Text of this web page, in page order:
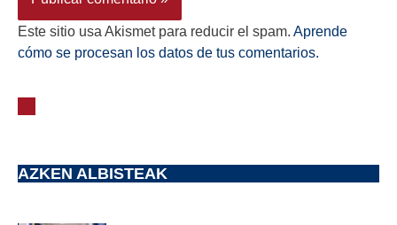
Este sitio usa Akismet para reducir el spam. Aprende
cómo se procesan los datos de tus comentarios.
AZKEN ALBISTEAK